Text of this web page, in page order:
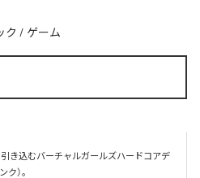
ク / ゲーム
き込むバーチャルガールズハードコアデ
）。